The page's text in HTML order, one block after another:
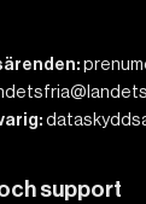
support